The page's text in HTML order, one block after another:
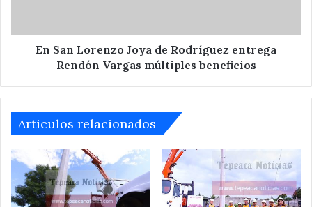
Vargas
múltiplesEn San Lorenzo Joya de Rodríguez entrega
Rendón Vargas múltiples beneficios
Articulos relacionados